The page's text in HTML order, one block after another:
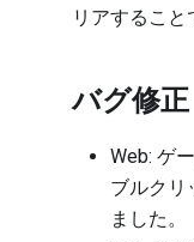
リアすること
バグ修正​
Web: ゲ
ブルクリ
ました。